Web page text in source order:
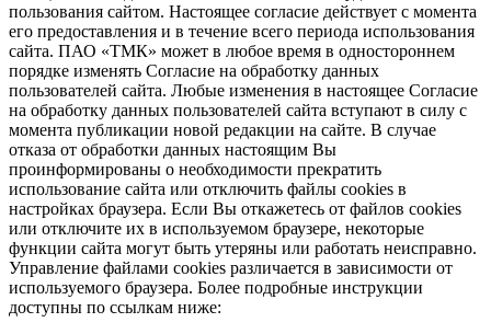
пользования сайтом. Настоящее согласие действует с момента
его предоставления и в течение всего периода использования
сайта. ПАО «ТМК» может в любое время в одностороннем
порядке изменять Согласие на обработку данных
пользователей сайта. Любые изменения в настоящее Согласие
на обработку данных пользователей сайта вступают в силу с
момента публикации новой редакции на сайте. В случае
отказа от обработки данных настоящим Вы
проинформированы о необходимости прекратить
использование сайта или отключить файлы cookies в
настройках браузера. Если Вы откажетесь от файлов cookies
или отключите их в используемом браузере, некоторые
функции сайта могут быть утеряны или работать неисправно.
Управление файлами cookies различается в зависимости от
используемого браузера. Более подробные инструкции
доступны по ссылкам ниже: